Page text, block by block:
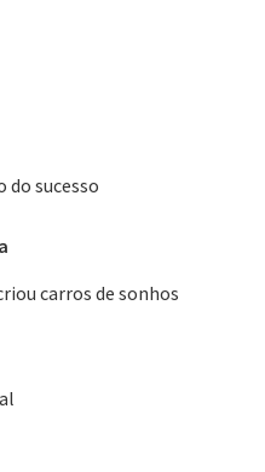
do sucesso
carros de sonhos